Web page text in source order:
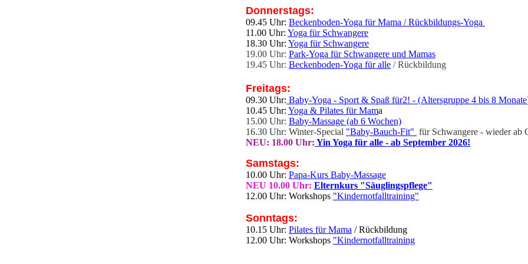
Donnerstags:
09.45 Uhr: Beckenboden-Yoga für Mama / Rückbildungs-Yoga
11.00 Uhr: Yoga für Schwangere
18.30 Uhr: Yoga für Schwangere
19.00 Uhr: Park-Yoga für Schwangere und Mamas
19.45 Uhr: Beckenboden-Yoga für alle / Rückbildung
Freitags:
09.30 Uhr: Baby-Yoga - Sport & Spaß für2! - (Altersgruppe 4 bis 8 Monate
10.45 Uhr: Yoga & Pilates für Mama
15.00 Uhr: Baby-Massage (ab 6 Wochen)
16.30 Uhr: Winter-Special "Baby-Bauch-Fit" für Schwangere - wieder ab
NEU: 18.00 Uhr: Yin Yoga für alle - ab September 2026!
Samstags:
10.00 Uhr: Papa-Kurs Baby-Massage
NEU 10.00 Uhr: Elternkurs "Säuglingspflege"
12.00 Uhr: Workshops "Kindernotfalltraining"
Sonntags:
10.15 Uhr: Pilates für Mama / Rückbildung
12.00 Uhr: Workshops "Kindernotfalltraining